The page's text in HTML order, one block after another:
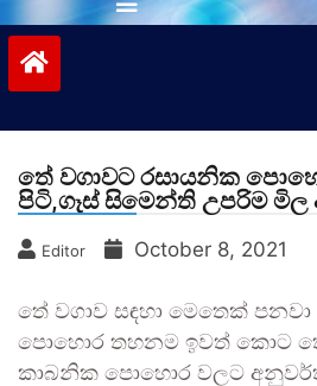
තේ වගාවට රසායනික
පිටි,ගෑස් සිමෙන්ති උපරිම
Editor October 8, 2021
තේ වගාව සඳහා මෙතෙක්
පොහොර තහනම ඉවත් කොට
කාබනික පොහොර වලට